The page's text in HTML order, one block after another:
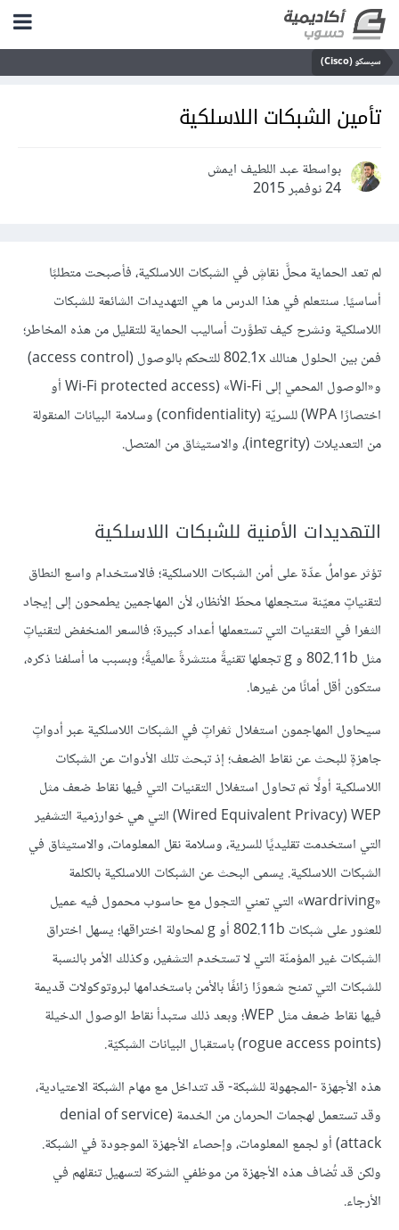
سيسكو (Cisco)
تأمين الشبكات اللاسلكية
بواسطة عبد اللطيف ايمش
24 نوفمبر 2015
لم تعد الحماية محلَّ نقاشٍ في الشبكات اللاسلكية، فأصبحت متطلبًا
أساسيًا. سنتعلم في هذا الدرس ما هي التهديدات الشائعة للشبكات
اللاسلكية ونشرح كيف تطوَّرت أساليب الحماية للتقليل من هذه المخاطر؛
فمن بين الحلول هنالك 802.1x للتحكم بالوصول (access control)
و«الوصول المحمي إلى Wi-Fi» ‏(Wi-Fi protected access أو
اختصارًا WPA) للسريّة (confidentiality) وسلامة البيانات المنقولة
من التعديلات (integrity)، والاستيثاق من المتصل.
التهديدات الأمنية للشبكات اللاسلكية
تؤثر عواملٌ عدِّة على أمن الشبكات اللاسلكية؛ فالاستخدام واسع النطاق
لتقنياتٍ معيّنة ستجعلها محطّ الأنظار، لأن المهاجمين يطمحون إلى إيجاد
الثغرا في التقنيات التي تستعملها أعداد كبيرة؛ فالسعر المنخفض لتقنياتٍ
مثل 802.11b و g تجعلها تقنيةً منتشرةً عالميةً؛ وبسبب ما أسلفنا ذكره،
ستكون أقل أمانًا من غيرها.
سيحاول المهاجمون استغلال ثغراتٍ في الشبكات اللاسلكية عبر أدواتٍ
جاهزةٍ للبحث عن نقاط الضعف؛ إذ تبحث تلك الأدوات عن الشبكات
اللاسلكية أولًا ثم تحاول استغلال التقنيات التي فيها نقاط ضعف مثل
WEP ‏(Wired Equivalent Privacy) التي هي خوارزمية التشفير
التي استخدمت تقليديًا للسرية، وسلامة نقل المعلومات، والاستيثاق في
الشبكات اللاسلكية. يسمى البحث عن الشبكات اللاسلكية بالكلمة
«wardriving» التي تعني التجول مع حاسوب محمول فيه عميل
للعثور على شبكات 802.11b أو g لمحاولة اختراقها؛ يسهل اختراق
الشبكات غير المؤمنّة التي لا تستخدم التشفير، وكذلك الأمر بالنسبة
للشبكات التي تمنح شعورًا زائفًا بالأمن باستخدامها لبروتوكولات قديمة
فيها نقاط ضعف مثل WEP؛ وبعد ذلك ستبدأ نقاط الوصول الدخيلة
(rogue access points) باستقبال البيانات الشبكيّة.
هذه الأجهزة -المجهولة للشبكة- قد تتداخل مع مهام الشبكة الاعتيادية،
وقد تستعمل لهجمات الحرمان من الخدمة (denial of service
attack) أو لجمع المعلومات، وإحصاء الأجهزة الموجودة في الشبكة.
ولكن قد تُضاف هذه الأجهزة من موظفي الشركة لتسهيل تنقلهم في
الأرجاء.